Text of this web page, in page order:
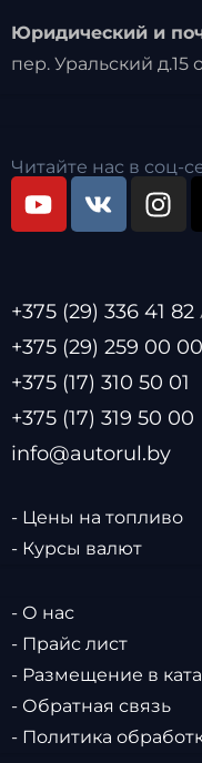
Юридический и
пер. Уральский д.15
Читайте нас в соц-
+375 (29) 336 41 82
+375 (29) 259 00 00
+375 (17) 310 50 01
+375 (17) 319 50 00
info@autorul.by
- Цены на топливо
- Курсы валют
- О нас
- Прайс лист
- Размещение в
- Обратная связь
- Политика